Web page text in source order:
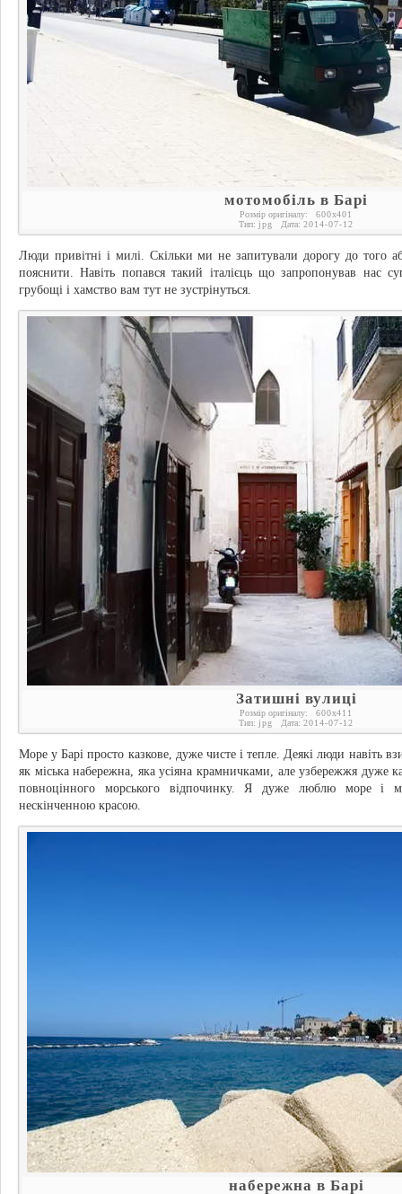
мотомобіль в Барі
Розмір оригіналу: 600x401
Тип: jpg Дата: 2014-07-12
Люди привітні і милі. Скільки ми не запитували дорогу до того
пояснити. Навіть попався такий італієць що запропонував нас
грубощі і хамство вам тут не зустрінуться.
Затишні вулиці
Розмір оригіналу: 600x411
Тип: jpg Дата: 2014-07-12
Море у Барі просто казкове, дуже чисте і тепле. Деякі люди навіть
як міська набережна, яка усіяна крамничками, але узбережжя дуже
повноцінного морського відпочинку. Я дуже люблю море і
нескінченною красою.
набережна в Барі